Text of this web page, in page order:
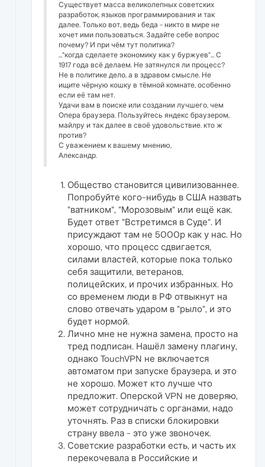
Существует масса великолепных советских
разработок, языков программирования и так
далее. Только вот, ведь беда - никто в мире не
хочет ими пользоваться. Задайте себе вопрос
почему? И при чём тут политика?
..."когда сделаете экономику как у буржуев"... С
1917 года всё делаем. Не затянулся ли процесс?
Не в политике дело, а в здравом смысле. Не
ищите чёрную кошку в тёмной комнате, особенно
если её там нет.
Удачи вам в поиске или создании лучшего, чем
Опера браузера. Пользуйтесь яндекс браузером,
майлру и так далее в своё удовольствие. кто ж
против?
С уважением к вашему мнению,
Александр.
Общество становится цивилизованнее.
Попробуйте кого-нибудь в США назвать
"ватником", "Морозовым" или ещё как.
Будет ответ "Встретимся в Суде". И
присуждают там не 5000р как у нас. Но
хорошо, что процесс сдвигается,
силами властей, которые пока только
себя защитили, ветеранов,
полицейских, и прочих избранных. Но
со временем люди в РФ отвыкнут на
слово отвечать ударом в "рыло", и это
будет нормой.
Лично мне не нужна замена, просто на
тред подписан. Нашёл замену плагину,
однако TouchVPN не включается
автоматом при запуске браузера, и это
не хорошо. Может кто лучше что
предложит. Оперской VPN не доверяю,
может сотрудничать с органами, надо
уточнять. Раз в списки блокировки
страну ввела - это уже звоночек.
Советские разработки есть, и часть их
перекочевала в Российские и